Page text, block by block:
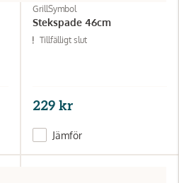
GrillSymbol
Stekspade 46cm
Tillfälligt slut
229 kr
Jämför